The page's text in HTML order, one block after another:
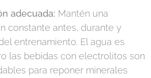
adecuada: Mantén una
constante antes, durante y
entrenamiento. El agua es
las bebidas con electrolitos son
para reponer minerales